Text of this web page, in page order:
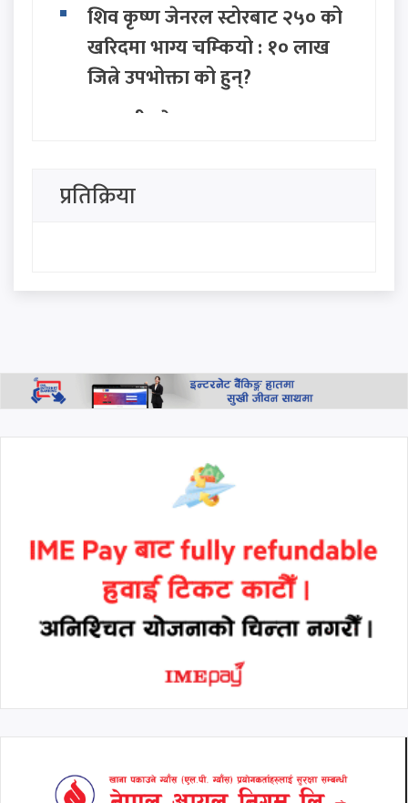
शिव कृष्ण जेनरल स्टोरबाट २५० को
खरिदमा भाग्य चम्कियो : १० लाख
जित्ने उपभोक्ता को हुन्?
बागमती प्रदेश सरकार गठनमा
विचारविनाको पार्टी दिशाहीन
सीईओ पक्राउ नगर्न सर्वोच्चको
थप हेर्नुहोस
प्रतिक्रिया